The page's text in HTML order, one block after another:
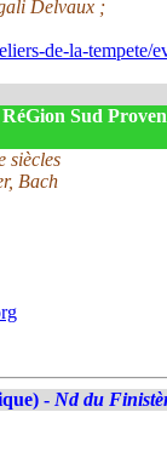
Delvaux ;
de-la-tempete/
Sud
siècles
Bach
- Nd du